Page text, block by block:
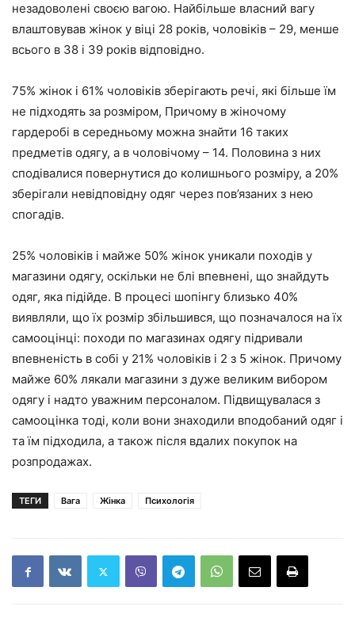
незадоволені своєю вагою. Найбільше власний вагу
влаштовував жінок у віці 28 років, чоловіків – 29, менше
всього в 38 і 39 років відповідно.
75% жінок і 61% чоловіків зберігають речі, які більше їм
не підходять за розміром, Причому в жіночому
гардеробі в середньому можна знайти 16 таких
предметів одягу, а в чоловічому – 14. Половина з них
сподівалися повернутися до колишнього розміру, а 20%
зберігали невідповідну одяг через пов’язаних з нею
спогадів.
25% чоловіків і майже 50% жінок уникали походів у
магазини одягу, оскільки не блі впевнені, що знайдуть
одяг, яка підійде. В процесі шопінгу близько 40%
виявляли, що їх розмір збільшився, що позначалося на їх
самооцінці: походи по магазинах одягу підривали
впевненість в собі у 21% чоловіків і 2 з 5 жінок. Причому
майже 60% лякали магазини з дуже великим вибором
одягу і надто уважним персоналом. Підвищувалася з
самооцінка тоді, коли вони знаходили вподобаний одяг і
та їм підходила, а також після вдалих покупок на
розпродажах.
ТЕГИ Вага Жінка Психологія